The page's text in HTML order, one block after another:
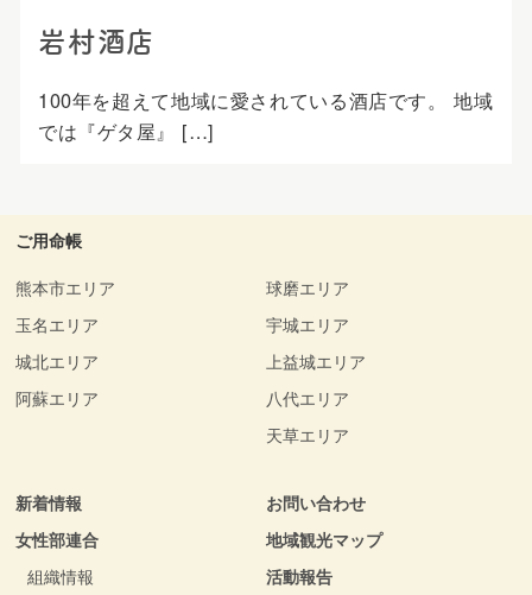
岩村酒店
100年を超えて地域に愛されている酒店です。 地域
では『ゲタ屋』 […]
ご用命帳
熊本市エリア
玉名エリア
城北エリア
阿蘇エリア
球磨エリア
宇城エリア
上益城エリア
八代エリア
天草エリア
新着情報
女性部連合
組織情報
お問い合わせ
地域観光マップ
活動報告